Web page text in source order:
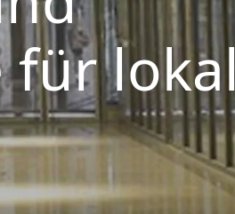
für